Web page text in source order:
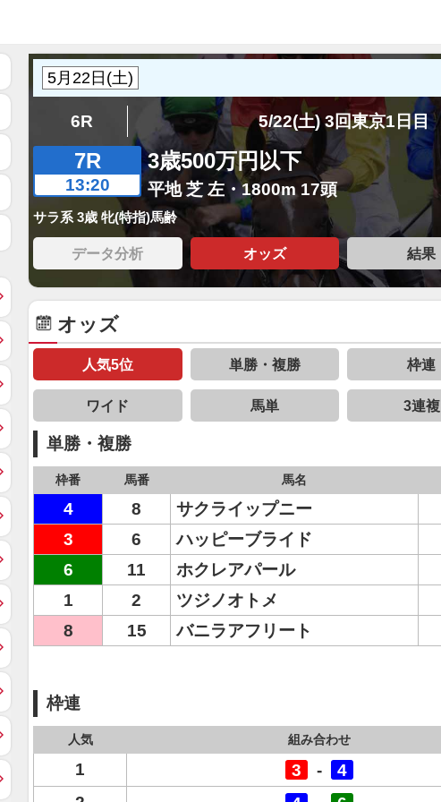
6R 5/22(土) 3回東京1日目
7R
13:20
3歳500万円以下
平地 芝 左・1800m 17頭
サラ系 3歳 牝(特指)馬齢
データ分析 オッズ 結果
オッズ
人気5位 単勝・複勝 枠連
ワイド 馬単 3連複
単勝・複勝
枠番 馬番 馬名
4 8 サクライップニー
3
6 ハッピーブライド
6
11 ホクレアパール
1
2 ツジノオトメ
8
15 バニラアフリート
枠連
人気 組み合わせ
1 3 - 4